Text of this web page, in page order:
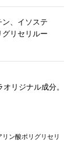
、イソステ
グリセリルー
リジナル成分。
ン酸ポリグリセリ